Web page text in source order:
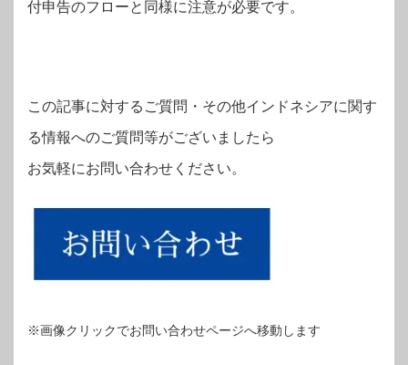
付申告のフローと同様に注意が必要です。
この記事に対するご質問・その他インドネシアに関す
る情報へのご質問等がございましたら
お気軽にお問い合わせください。
※画像クリックでお問い合わせページへ移動します